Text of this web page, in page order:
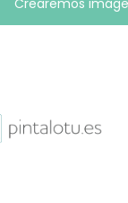
Crearemos